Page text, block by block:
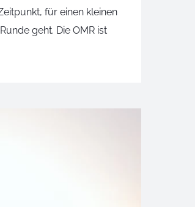
für einen kleinen
geht. Die OMR ist